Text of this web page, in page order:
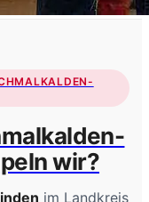
wir?
im Landkreis